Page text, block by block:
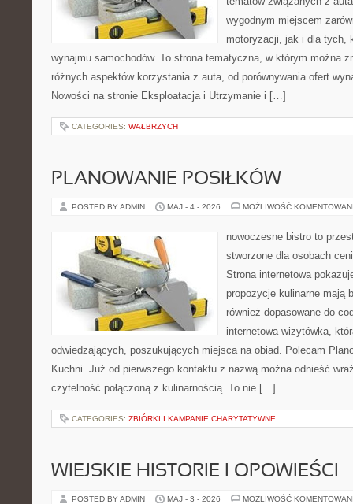
wygodnym miejscem
motoryzacji, jak i dla tych,
wynajmu samochodów. To strona tematyczna, w którym można
różnych aspektów korzystania z auta, od porównywania ofert
Nowości na stronie Eksploatacja i Utrzymanie i […]
CATEGORIES: WAŁBRZYCH
PLANOWANIE POSIŁKÓW
POSTED BY ADMIN MAJ - 4 - 2026 MOŻLIWOŚĆ
nowoczesne bistro to
stworzone dla osobach
Strona internetowa
propozycje kulinarne mają
również dopasowane do
internetowa wizytówka,
odwiedzających, poszukujących miejsca na obiad. Polecam
Kuchni. Już od pierwszego kontaktu z nazwą można odnieść
czytelność połączoną z kulinarnością. To nie […]
CATEGORIES: ZBIÓRKI I KAMPANIE CHARYTATYWNE
WIEJSKIE HISTORIE I OPOWIEŚCI
POSTED BY ADMIN MAJ - 3 - 2026 MOŻLIWOŚĆ